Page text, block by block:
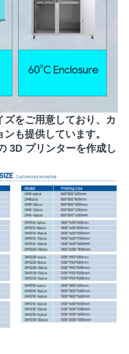
ズをご用意しており、カ
も提供しています。
3D プリンターを作成し